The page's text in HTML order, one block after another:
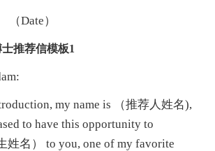
Date）
推荐信模板1
my name is （推荐人姓名),
to have this opportunity to
姓名） to you, one of my favorite